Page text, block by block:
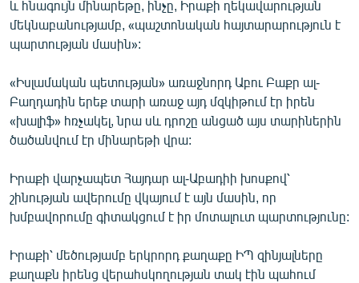
ՁԳՏԵԼՈՎ ԼԱՎԱԳՈՒՅՆԻՆ
ՓՈԴՔԱՍԹ
Հայերեն
English
Русский
ՀԵՏԵՎԵՔ ՄԵԶ
և հնագույն մինարեթը, ինչը, Իրաքի ղեկավարության
մեկնաբանությամբ, «պաշտոնական հայտարարություն է
պարտության մասին»:
«Իսլամական պետության» առաջնորդ Աբու Բաքր ալ-
Բաղդադին երեք տարի առաջ այդ մզկիթում էր իրեն
«խալիֆ» հռչակել, նրա սև դրոշը անցած այս տարիներին
ծածանվում էր մինարեթի վրա:
Իրաքի վարչապետ Հայդար ալ-Աբադիի խոսքով՝
շինության ավերումը վկայում է այն մասին, որ
խմբավորումը գիտակցում է իր մոտալուտ պարտությունը:
Իրաքի՝ մեծությամբ երկրորդ քաղաքը ԻՊ զինյալները
քաղաքն իրենց վերահսկողության տակ էին պահում